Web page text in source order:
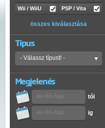
Wii / WiiU
PSP / Vita
összes kiválasztása
Típus
Megjelenés
tól
ig